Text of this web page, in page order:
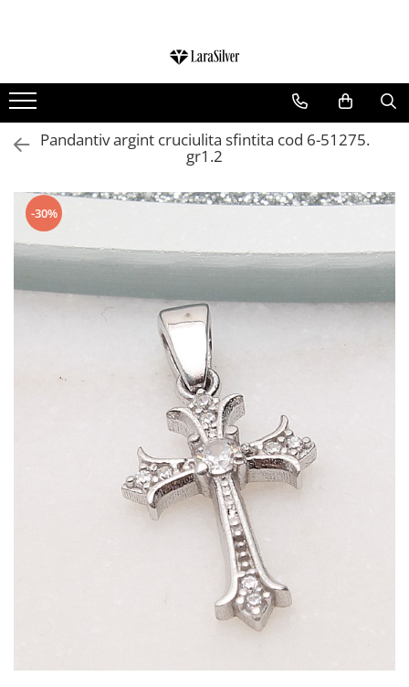
CERCEI ARGINT
BRATARI ARGINT
COLIERE ARGINT
CRUCIULITE SI ICONITE ARGINT
PANDANTIVE ARGINT
BROSE ARGINT
VERIGHETE ARGINT
BIJUTERII ARGINT PENTRU COPII
BIJUTERII ARGINT PENTRU BARBATI
INELE ARGINT
marimea 57
Pandantiv argint cruciulita sfintita cod 6-51275.
gr1.2
-30%